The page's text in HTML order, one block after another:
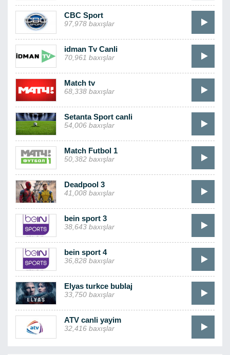
CBC Sport
97,978 baxışlar
idman Tv Canli
70,961 baxışlar
Match tv
68,338 baxışlar
Setanta Sport canli
54,006 baxışlar
Match Futbol 1
50,382 baxışlar
Deadpool 3
41,008 baxışlar
bein sport 3
38,643 baxışlar
bein sport 4
36,828 baxışlar
Elyas turkce bublaj
33,750 baxışlar
ATV canli yayim
32,416 baxışlar